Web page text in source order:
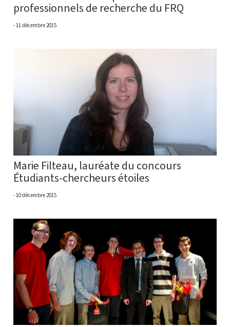
professionnels de recherche du FRQ
11 décembre 2015
Marie Filteau, lauréate du concours
Étudiants-chercheurs étoiles
10 décembre 2015